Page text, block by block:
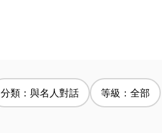
分類：與名人對話 等級：全部